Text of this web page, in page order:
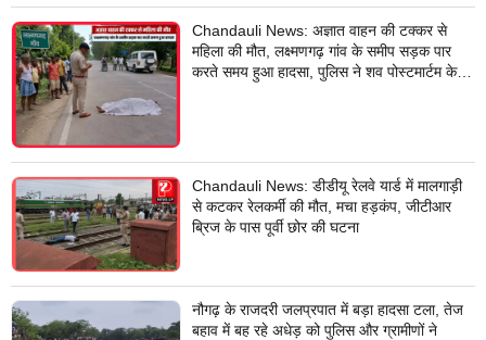
Chandauli News: अज्ञात वाहन की टक्कर से
महिला की मौत, लक्ष्मणगढ़ गांव के समीप सड़क पार
करते समय हुआ हादसा, पुलिस ने शव पोस्टमार्टम के
Chandauli News: डीडीयू रेलवे यार्ड में मालगाड़ी
से कटकर रेलकर्मी की मौत, मचा हड़कंप, जीटीआर
ब्रिज के पास पूर्वी छोर की घटना
नौगढ़ के राजदरी जलप्रपात में बड़ा हादसा टला, तेज
बहाव में बह रहे अधेड़ को पुलिस और ग्रामीणों ने